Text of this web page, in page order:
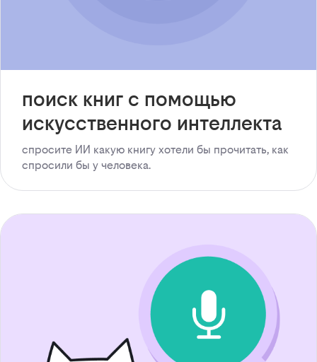
поиск книг с помощью
искусственного интеллекта
спросите ИИ какую книгу хотели бы прочитать, как
спросили бы у человека.